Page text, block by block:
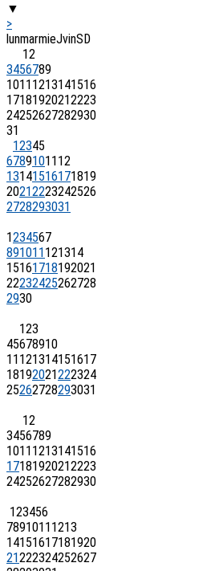
▼
>
lunmarmieJvinS D
12
3456789
1011 1213141516
17181920212223
24252627282930
31
12345
67891011 12
13141516171819
20212223242526
2728293031
1234567
891011 121314
15161718192021
22232425262728
2930
123
45678910
11 121314151617
18192021222324
25262728293031
12
3456789
1011 1213141516
17181920212223
24252627282930
123456
7891011 1213
14151617181920
21222324252627